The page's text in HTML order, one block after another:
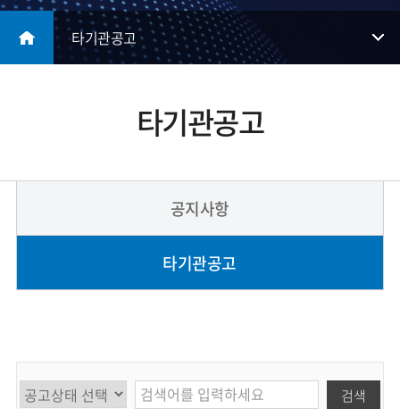
타기관공고
타기관공고
공지사항
타기관공고
검색